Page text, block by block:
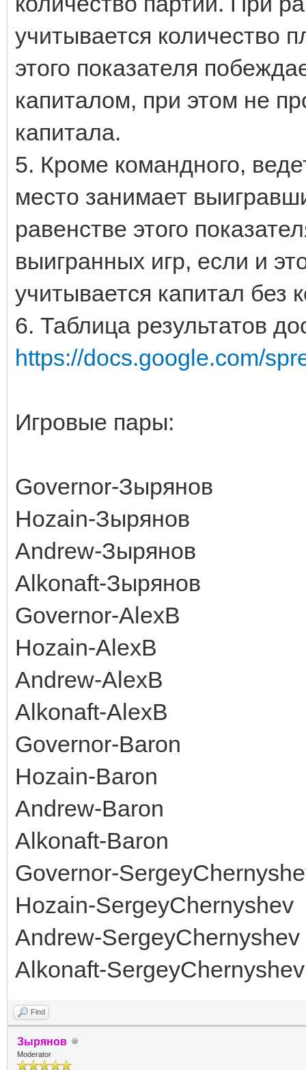
учитывается количество
этого показателя
капиталом, при этом не
капитала.
5. Кроме командного,
место занимает
равенстве этого
выигранных игр, если и
учитывается капитал без
6. Таблица результатов
https://docs.google.com/
Игровые пары:
Governor-Зырянов
Hozain-Зырянов
Andrew-Зырянов
Alkonaft-Зырянов
Governor-AlexB
Hozain-AlexB
Andrew-AlexB
Alkonaft-AlexB
Governor-Baron
Hozain-Baron
Andrew-Baron
Alkonaft-Baron
Governor-
Hozain-SergeyChernyshev
Andrew-SergeyChernyshev
Alkonaft-SergeyChernyshev
Find
Зырянов
Moderator